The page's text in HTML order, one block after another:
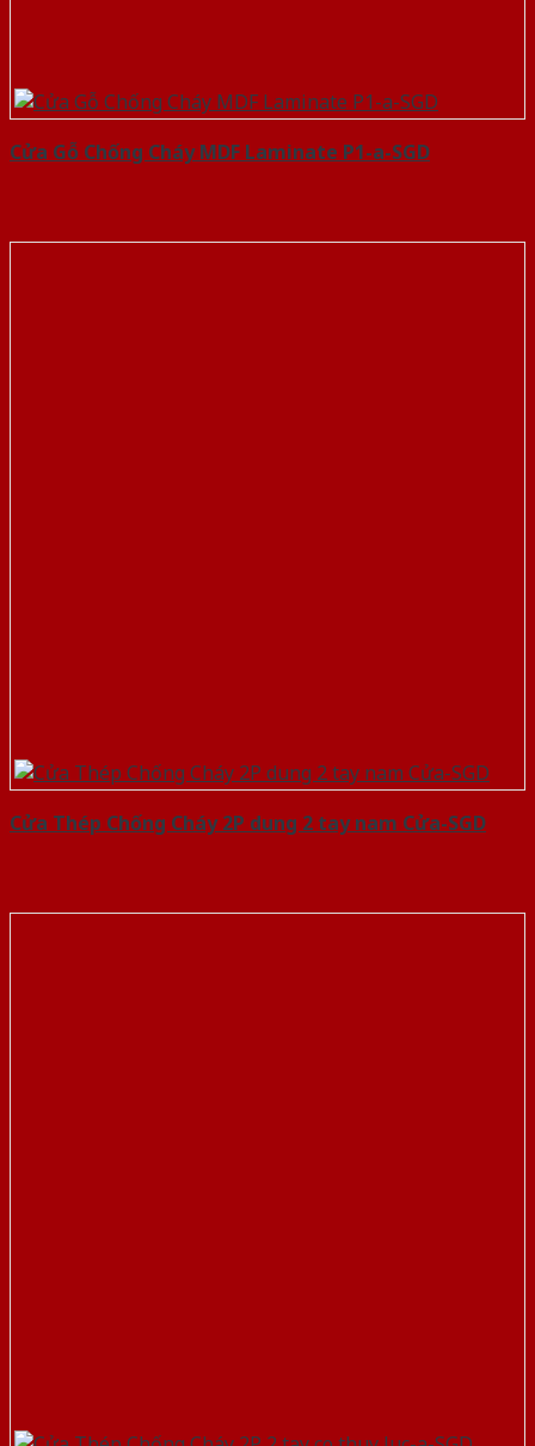
Cửa Gỗ Chống Cháy MDF Laminate P1-a-SGD
Cửa Thép Chống Cháy 2P dung 2 tay nam Cửa-SGD